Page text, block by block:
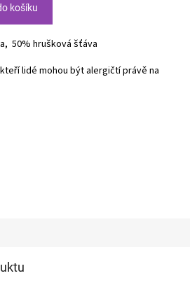
košíku
50% hrušková šťáva
lidé mohou být alergičtí právě na